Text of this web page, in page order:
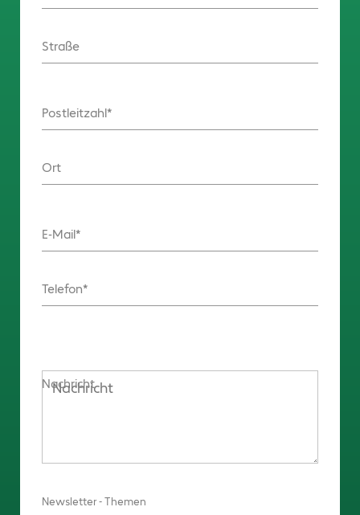
Straße
Postleitzahl
Ort
E-Mail
Telefon
Nachricht
Newsletter - Themen